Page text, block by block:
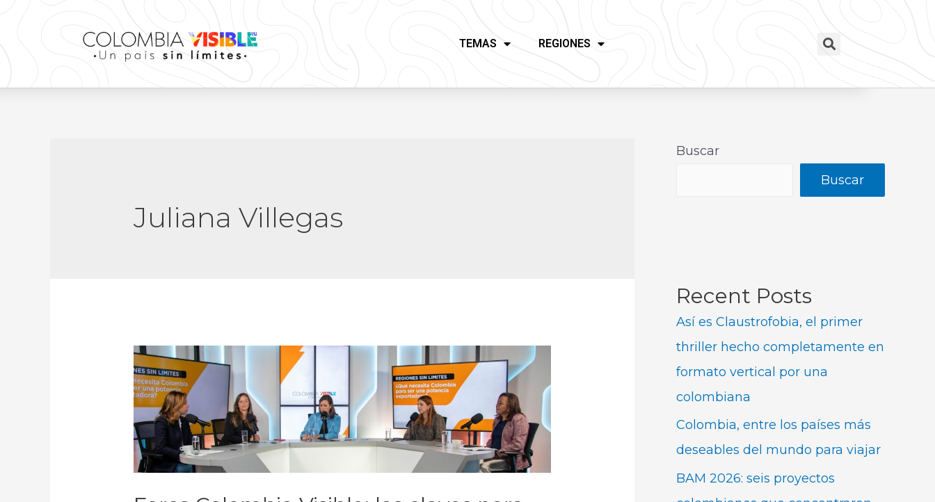
TEMAS REGIONES
Juliana Villegas
Buscar
Buscar
Recent Posts
Así es Claustrofobia, el primer
thriller hecho completamente en
formato vertical por una
colombiana
Colombia, entre los países más
deseables del mundo para viajar
BAM 2026: seis proyectos